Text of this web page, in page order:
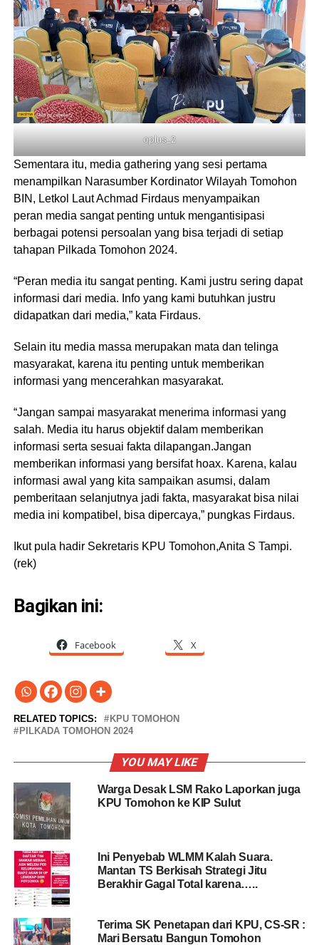
oplus_2
Sementara itu, media gathering yang sesi pertama
menampilkan Narasumber Kordinator Wilayah Tomohon
BIN, Letkol Laut Achmad Firdaus menyampaikan
peran media sangat penting untuk mengantisipasi
berbagai potensi persoalan yang bisa terjadi di setiap
tahapan Pilkada Tomohon 2024.
“Peran media itu sangat penting. Kami justru sering dapat
informasi dari media. Info yang kami butuhkan justru
didapatkan dari media,” kata Firdaus.
Selain itu media massa merupakan mata dan telinga
masyarakat, karena itu penting untuk memberikan
informasi yang mencerahkan masyarakat.
“Jangan sampai masyarakat menerima informasi yang
salah. Media itu harus objektif dalam memberikan
informasi serta sesuai fakta dilapangan.Jangan
memberikan informasi yang bersifat hoax. Karena, kalau
informasi awal yang kita sampaikan asumsi, dalam
pemberitaan selanjutnya jadi fakta, masyarakat bisa nilai
media ini kompatibel, bisa dipercaya,” pungkas Firdaus.
Ikut pula hadir Sekretaris KPU Tomohon,Anita S Tampi.
(rek)
Bagikan ini:
Facebook X
RELATED TOPICS:
KPU TOMOHON
PILKADA TOMOHON 2024
YOU MAY LIKE
Warga Desak LSM Rako Laporkan juga
KPU Tomohon ke KIP Sulut
Ini Penyebab WLMM Kalah Suara.
Mantan TS Berkisah Strategi Jitu
Berakhir Gagal Total karena…..
Terima SK Penetapan dari KPU, CS-SR :
Mari Bersatu Bangun Tomohon